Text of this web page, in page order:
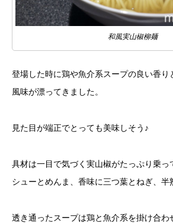
和風実山椒柳麺
登場した時に鶏や魚介系スープの良い香り
風味が漂ってきました。
見た目が端正でとっても美味しそう♪
具材は一目で気づく実山椒がたっぷり乗っ
シューとめんま、香味に三つ葉とねぎ、半
透き通ったスープは鶏と魚介系を掛け合わ